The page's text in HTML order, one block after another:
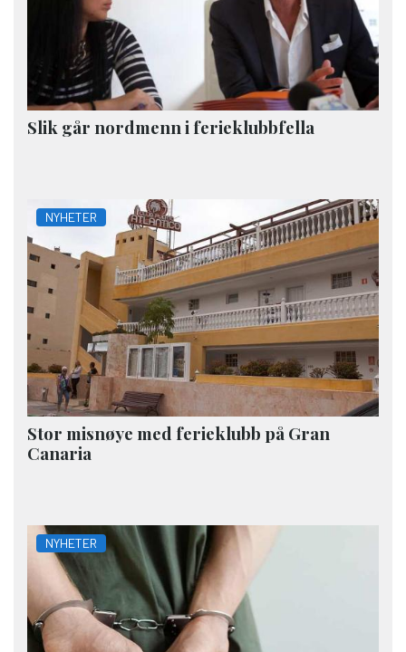
Slik går nordmenn i ferieklubbfella
NYHETER
Stor misnøye med ferieklubb på Gran
Canaria
NYHETER